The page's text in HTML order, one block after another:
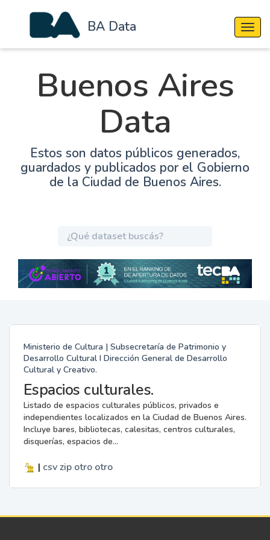
BA Data
Buenos Aires
Data
Estos son datos públicos generados,
guardados y publicados por el Gobierno
de la Ciudad de Buenos Aires.
Ministerio de Cultura | Subsecretaría de Patrimonio y
Desarrollo Cultural I Dirección General de Desarrollo
Cultural y Creativo.
Espacios culturales.
Listado de espacios culturales públicos, privados e
independientes localizados en la Ciudad de Buenos Aires.
Incluye bares, bibliotecas, calesitas, centros culturales,
disquerías, espacios de...
| csv zip otro otro